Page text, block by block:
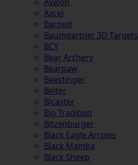
Axcel
Barnett
Baumgartner 3D Targets
BCY
Bear Archery
Bearpaw
Beestinger
Beiter
Bicaster
Big Tradition
Bitzenburger
Black Eagle Arrows
Black Mamba
Black Sheep